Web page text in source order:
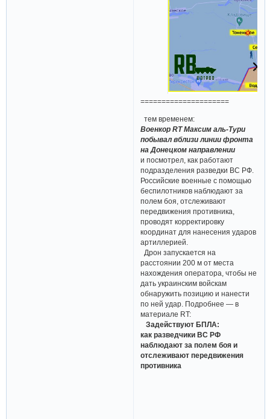
=====================
тем временем:
Военкор RT Максим аль-Тури
побывал вблизи линии фронта
на Донецком направлении
и посмотрел, как работают
подразделения разведки ВС РФ.
Российские военные с помощью
беспилотников наблюдают за
полем боя, отслеживают
передвижения противника,
проводят корректировку
координат для нанесения ударов
артиллерией.
Дрон запускается на
расстоянии 200 м от места
нахождения оператора, чтобы не
дать украинским войскам
обнаружить позицию и нанести
по ней удар. Подробнее — в
материале RT:
Задействуют БПЛА:
как разведчики ВС РФ
наблюдают за полем боя и
отслеживают передвижения
противника